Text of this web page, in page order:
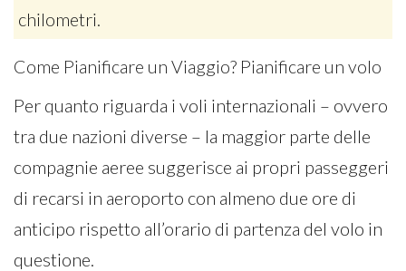
chilometri.
Come Pianificare un Viaggio? Pianificare un volo
Per quanto riguarda i voli internazionali – ovvero
tra due nazioni diverse – la maggior parte delle
compagnie aeree suggerisce ai propri passeggeri
di recarsi in aeroporto con almeno due ore di
anticipo rispetto all’orario di partenza del volo in
questione.